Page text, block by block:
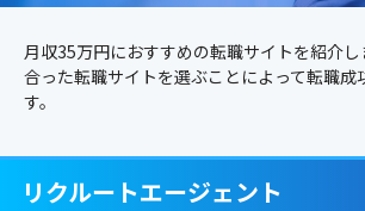
月収35万円におすすめの転職サイトを紹介
合った転職サイトを選ぶことによって転職成
す。
リクルートエージェント